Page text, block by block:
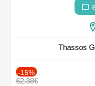
Thassos
-15%
62.38€